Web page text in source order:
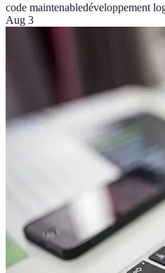
code maintenabledéveloppement
Aug 3